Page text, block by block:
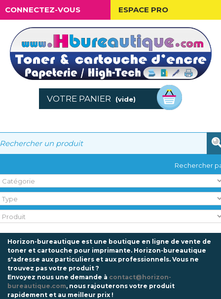
CONNECTEZ-VOUS ESPACE PRO
VOTRE PANIER (vide)
Rechercher
Horizon-bureautique est une boutique en ligne de vente de
toner et cartouche pour imprimante. Horizon-bureautique
s'adresse aux particuliers et aux professionnels. Vous ne
trouvez pas votre produit ?
Envoyez nous une demande à contact@horizon-
bureautique.com, nous rajouterons votre produit
rapidement et au meilleur prix !